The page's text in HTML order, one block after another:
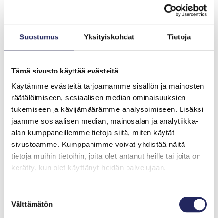
Suostumus Yksityiskohdat Tietoja
Tämä sivusto käyttää evästeitä
Käytämme evästeitä tarjoamamme sisällön ja mainosten
räätälöimiseen, sosiaalisen median ominaisuuksien
tukemiseen ja kävijämäärämme analysoimiseen. Lisäksi
jaamme sosiaalisen median, mainosalan ja analytiikka-
alan kumppaneillemme tietoja siitä, miten käytät
sivustoamme. Kumppanimme voivat yhdistää näitä
tietoja muihin tietoihin, joita olet antanut heille tai joita on
kerätty, kun olet käyttänyt heidän palvelujaan.
valinta
Välttämätön
erotusmenetelmät. Erotustekniikkaa voidaan käyttää
myös biokaasulaitosten yhteydessä.
Lantafosforia ei tällä hetkellä saada liikkumaan pois
prosessointi- ja kuljetuskustannusten vuoksi selvästi
mineraalifosforia kalliimmaksi. Ongelman
ratkaisemiseksi maaseutuohjelmaan on sisällytettävä
lantafosforin vastaanottotuki, joka mahdollistaa
ravinnealijäämäisten alueiden viljelijöille lantafosforin
käytön. Jo viidellä miljoonalla eurolla vuodessa voidaan
siirtää vuodessa 500 tonnia fosforia sinne, missä se ei
aiheuta haittaa vesistöille.
tasoiset fosforirajat on heti uuden EU-tukikauden
alussa 2023 siirrettävä kansalliseen sääntelyyn.